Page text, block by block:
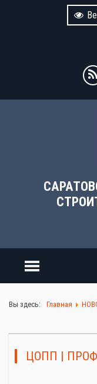
Вы здесь: Главная
ЦОПП |